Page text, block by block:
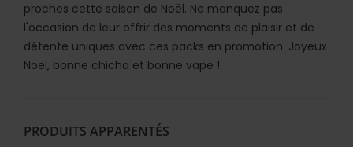
proches cette saison de Noël. Ne manquez pas
l'occasion de leur offrir des moments de plaisir et de
détente uniques avec ces packs en promotion. Joyeux
Noël, bonne chicha et bonne vape !
PRODUITS APPARENTÉS